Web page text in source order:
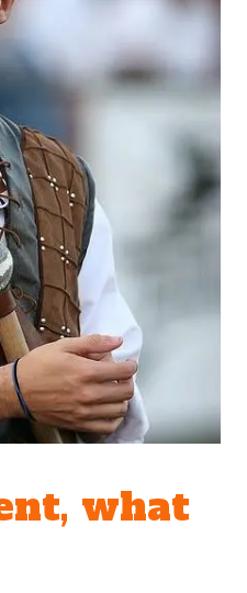
what